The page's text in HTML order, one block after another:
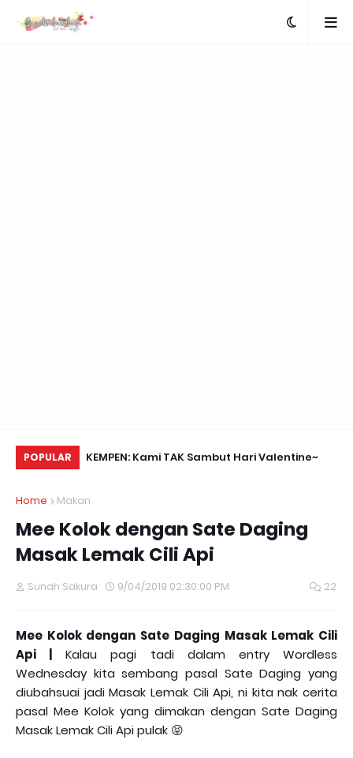
POPULAR
Retreats, KEMPEN: Kami TAK Sambut Hari Valentine~
Home Makan
Mee Kolok dengan Sate Daging
Masak Lemak Cili Api
Sunah Sakura 9/04/2019 02:30:00 PM 22
Mee Kolok dengan Sate Daging Masak Lemak Cili
Api |
Kalau pagi tadi dalam entry Wordless
Wednesday kita sembang pasal Sate Daging yang
diubahsuai jadi Masak Lemak Cili Api, ni kita nak cerita
pasal Mee Kolok yang dimakan dengan Sate Daging
Masak Lemak Cili Api pulak 😝